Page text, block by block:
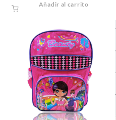
Añadir al carrito